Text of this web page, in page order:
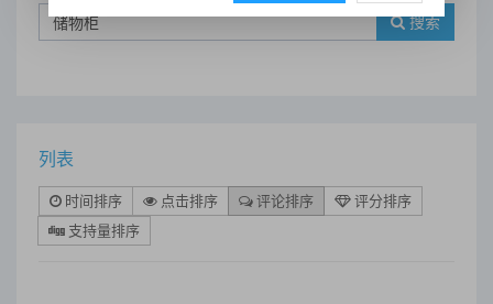
搜索
列表
时间排序 点击排序 评论排序
评分排序
支持量排序